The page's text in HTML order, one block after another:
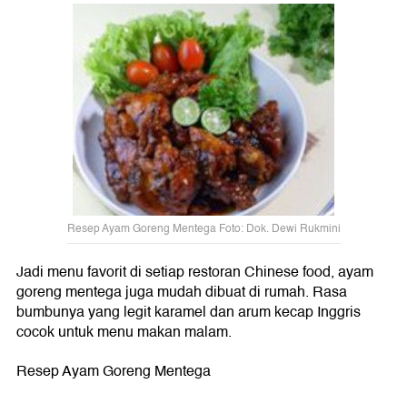
Resep Ayam Goreng Mentega Foto: Dok. Dewi Rukmini
Jadi menu favorit di setiap restoran Chinese food, ayam
goreng mentega juga mudah dibuat di rumah. Rasa
bumbunya yang legit karamel dan arum kecap Inggris
cocok untuk menu makan malam.
Resep Ayam Goreng Mentega